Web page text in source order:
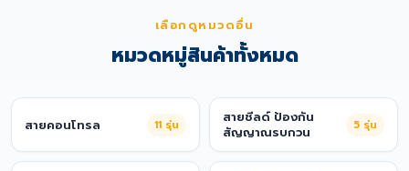
เลือกดูหมวดอื่น
หมวดหมู่สินค้าทั้งหมด
สายคอนโทรล 11 รุ่น
สายชีลด์ ป้องกัน
สัญญาณรบกวน
5 รุ่น